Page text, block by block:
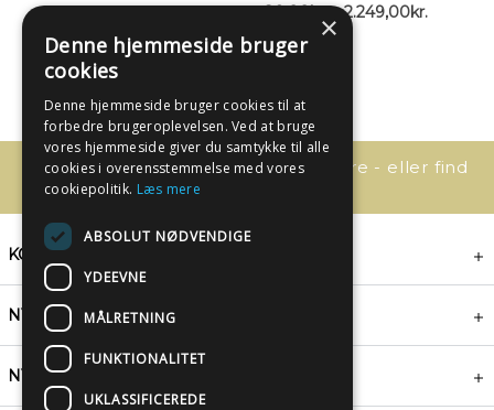
89,00kr. – 2.249,00kr.
Har du spørgsmål, så kontakt os bare - eller find
svaret her:
KONTAKT
NYHEDSBREV
NYTTIGE LINKS
×
Denne hjemmeside bruger
cookies
Denne hjemmeside bruger cookies til at
forbedre brugeroplevelsen. Ved at bruge
vores hjemmeside giver du samtykke til alle
cookies i overensstemmelse med vores
cookiepolitik. Læs mere
ABSOLUT NØDVENDIGE
YDEEVNE
MÅLRETNING
FUNKTIONALITET
UKLASSIFICEREDE